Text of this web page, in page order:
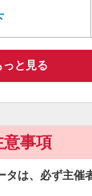
っと見る
意事項
タは、必ず主催